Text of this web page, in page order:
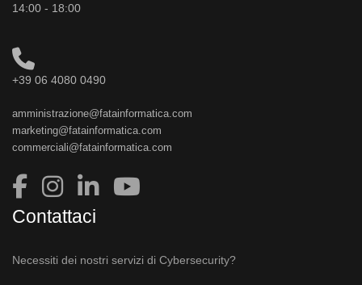
14:00 - 18:00
+39 06 4080 0490
amministrazione@fatainformatica.com
marketing@fatainformatica.com
commerciali@fatainformatica.com
Contattaci
Necessiti dei nostri servizi di Cybersecurity?